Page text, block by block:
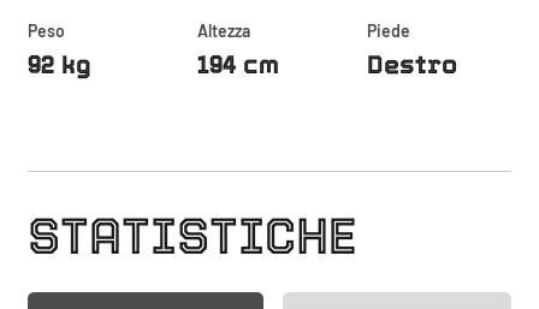
Peso
92 kg
Altezza
194 cm
Piede
Destro
STATISTICHE